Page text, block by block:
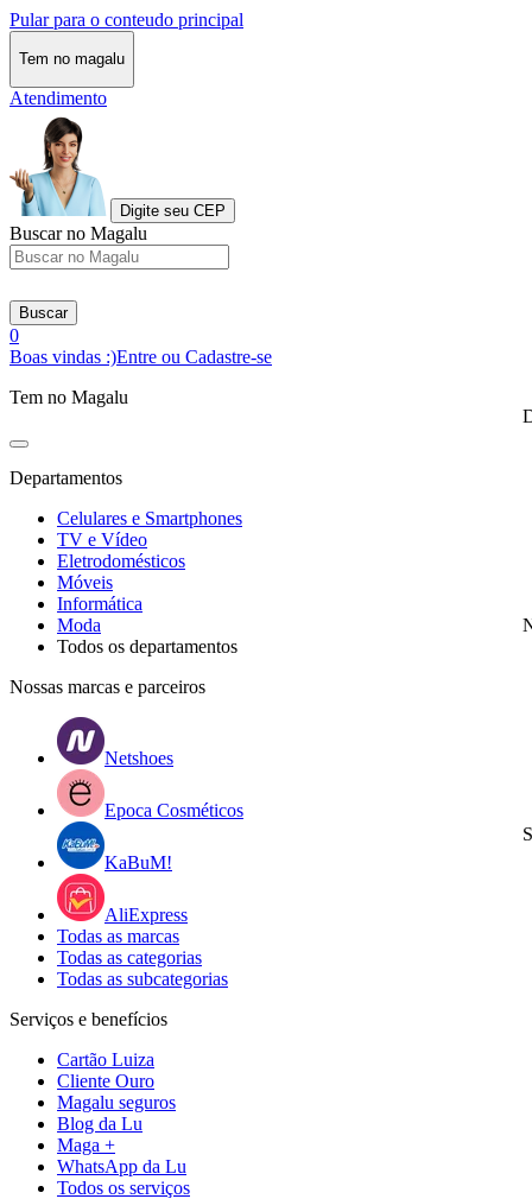
Pular para o conteudo principal
Tem no magalu
Atendimento
Digite seu CEP
Buscar no Magalu
Buscar
0
Boas vindas :)Entre ou Cadastre-se
Tem no Magalu
Departamentos
Celulares e Smartphones
TV e Vídeo
Eletrodomésticos
Móveis
Informática
Moda
Todos os departamentos
Nossas marcas e parceiros
Netshoes
Epoca Cosméticos
KaBuM!
AliExpress
Todas as marcas
Todas as categorias
Todas as subcategorias
Serviços e benefícios
Cartão Luiza
Cliente Ouro
Magalu seguros
Blog da Lu
Maga +
WhatsApp da Lu
Todos os serviços